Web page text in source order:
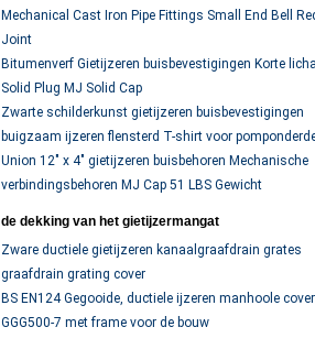
Mechanical Cast Iron Pipe Fittings Small End Bell
Joint
Bitumenverf Gietijzeren buisbevestigingen Korte
Solid Plug MJ Solid Cap
Zwarte schilderkunst gietijzeren buisbevestigingen
buigzaam ijzeren flensterd T-shirt voor
Union 12" x 4" gietijzeren buisbehoren Mechanische
verbindingsbehoren MJ Cap 51 LBS Gewicht
de dekking van het gietijzermangat
Zware ductiele gietijzeren kanaalgraafdrain grates
graafdrain grating cover
BS EN124 Gegooide, ductiele ijzeren manhoole cover
GGG500-7 met frame voor de bouw